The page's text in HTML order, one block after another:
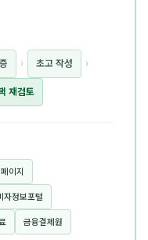
› 초고 작성 ›
재검토
이지
자정보포털
금융결제원